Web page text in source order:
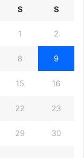
S S
1 2
8 9
15 16
22 23
29 30